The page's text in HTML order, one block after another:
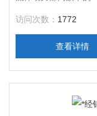
访问次数： 1772
查看详情